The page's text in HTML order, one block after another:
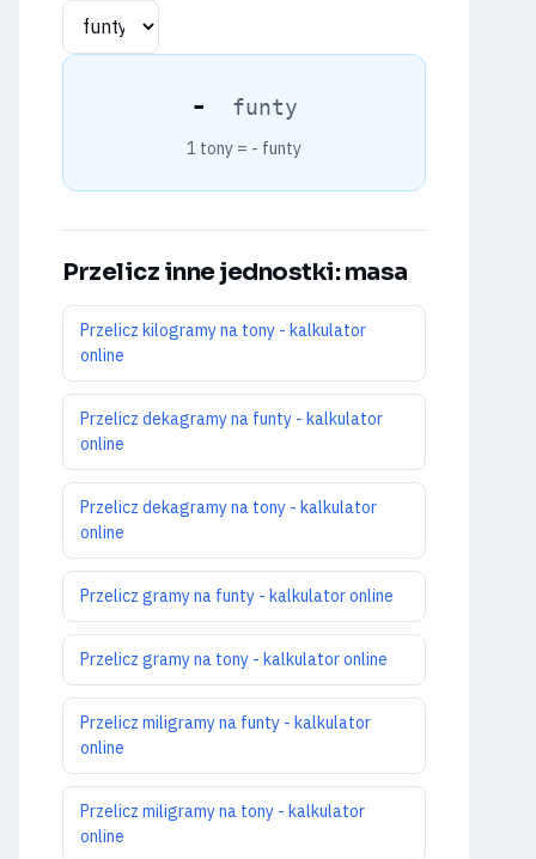
- funty
1 tony = - funty
Przelicz inne jednostki: masa
Przelicz kilogramy na tony - kalkulator
online
Przelicz dekagramy na funty - kalkulator
online
Przelicz dekagramy na tony - kalkulator
online
Przelicz gramy na funty - kalkulator online
Przelicz gramy na tony - kalkulator online
Przelicz miligramy na funty - kalkulator
online
Przelicz miligramy na tony - kalkulator
online